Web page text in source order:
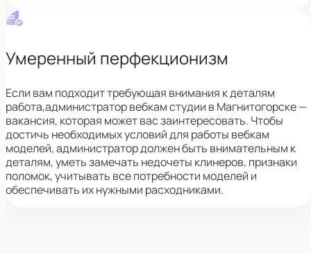
Умеренный перфекционизм
Если вам подходит требующая внимания к деталям
работа,администратор вебкам студии в Магнитогорске —
вакансия, которая может вас заинтересовать. Чтобы
достичь необходимых условий для работы вебкам
моделей, администратор должен быть внимательным к
деталям, уметь замечать недочеты клинеров, признаки
поломок, учитывать все потребности моделей и
обеспечивать их нужными расходниками.